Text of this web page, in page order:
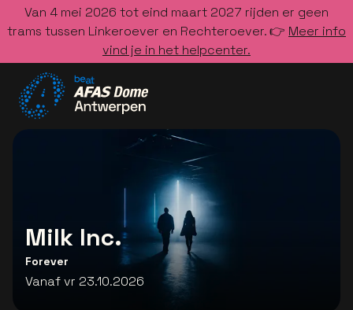
Van 4 mei 2026 tot eind maart 2027 rijden er geen
trams tussen Linkeroever en Rechteroever. 👉 Meer info
vind je in het helpcenter.
Milk Inc.
Forever
Vanaf vr 23.10.2026